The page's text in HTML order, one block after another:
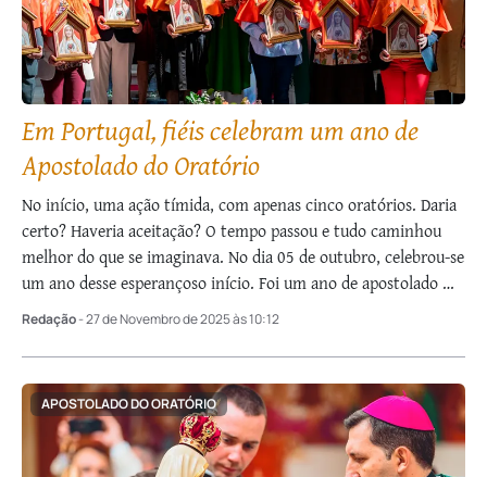
Em Portugal, fiéis celebram um ano de
Apostolado do Oratório
No início, uma ação tímida, com apenas cinco oratórios. Daria
certo? Haveria aceitação? O tempo passou e tudo caminhou
melhor do que se imaginava. No dia 05 de outubro, celebrou-se
um ano desse esperançoso início. Foi um ano de apostolado …
Redação- 27 de Novembro de 2025 às 10:12
APOSTOLADO DO ORATÓRIO